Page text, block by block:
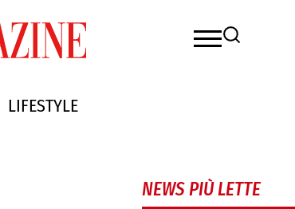
LIFESTYLE
NEWS PIÙ LETTE